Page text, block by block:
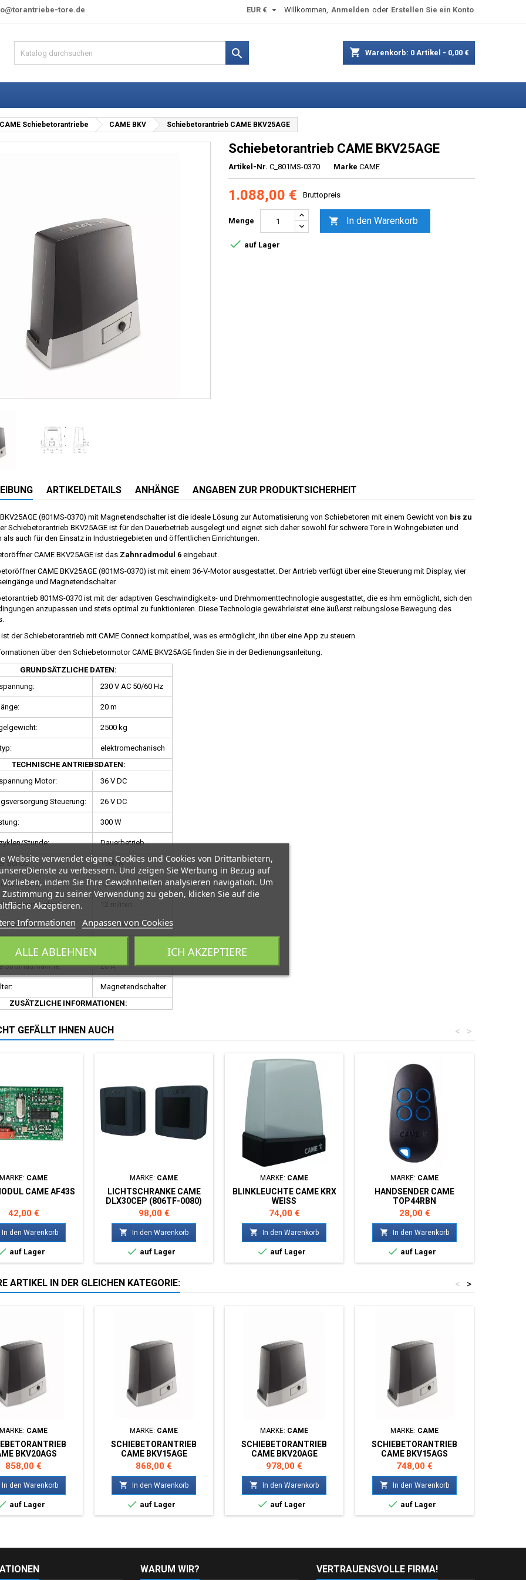
tore.de Willkommen, Anmelden oder Erstellen Sie ein Konto
EUR € 
shopping_cart Warenkorb: 0 Artikel - 0,00 €

CAME Schiebetorantriebe CAME BKV Schiebetorantrieb CAME BKV25AGE
Schiebetorantrieb CAME BKV25AGE
Artikel-Nr. C_801MS-0370 Marke CAME
1.088,00 € Bruttopreis
Menge  In den Warenkorb
 auf Lager
ARTIKELDETAILS ANHÄNGE ANGABEN ZUR PRODUKTSICHERHEIT
BKV25AGE (801MS-0370) mit Magnetendschalter ist die ideale Lösung zur Automatisierung von Schiebetoren mit einem Gewicht von bis zu
Schiebetorantrieb BKV25AGE ist für den Dauerbetrieb ausgelegt und eignet sich daher sowohl für schwere Tore in Wohngebieten und
als auch für den Einsatz in Industriegebieten und öffentlichen Einrichtungen.
CAME BKV25AGE ist das Zahnradmodul 6 eingebaut.
CAME BKV25AGE (801MS-0370) ist mit einem 36-V-Motor ausgestattet. Der Antrieb verfügt über eine Steuerung mit Display, vier
und Magnetendschalter.
801MS-0370 ist mit der adaptiven Geschwindigkeits- und Drehmomenttechnologie ausgestattet, die es ihm ermöglicht, sich den
anzupassen und stets optimal zu funktionieren. Diese Technologie gewährleistet eine äußerst reibungslose Bewegung des
der Schiebetorantrieb mit CAME Connect kompatibel, was es ermöglicht, ihn über eine App zu steuern.
über den Schiebetormotor CAME BKV25AGE finden Sie in der Bedienungsanleitung.
GRUNDSÄTZLICHE DATEN:
230 V AC 50/60 Hz
20 m
2500 kg
elektromechanisch
TECHNISCHE ANTRIEBSDATEN:
Motor:
36 V DC
Steuerung: 26 V DC
300 W
Stunde: Dauerbetrieb
Schub: 1500 N
Trafo: 120° C
12 m/min
-20° + 55°C
Stromaufnahme: 20 A
Magnetendschalter
ZUSÄTZLICHE INFORMATIONEN:
GEFÄLLT IHNEN AUCH >
<
MARKE: CAME
CAME AF43S
Preis
42,00 €
In den Warenkorb
auf Lager
MARKE: CAME
LICHTSCHRANKE CAME
DLX30CEP (806TF-0080)
Preis
98,00 €
 In den Warenkorb
 auf Lager
MARKE: CAME
BLINKLEUCHTE CAME KRX
WEISS
Preis
74,00 €
 In den Warenkorb
 auf Lager
MARKE: CAME
HANDSENDER CAME
TOP44RBN
Preis
28,00 €
 In den Warenkorb
 auf Lager
ARTIKEL IN DER GLEICHEN KATEGORIE: >
<
MARKE: CAME
BKV20AGS
Preis
858,00 €
In den Warenkorb
auf Lager
MARKE: CAME
SCHIEBETORANTRIEB
CAME BKV15AGE
Preis
868,00 €
 In den Warenkorb
 auf Lager
MARKE: CAME
SCHIEBETORANTRIEB
CAME BKV20AGE
Preis
978,00 €
 In den Warenkorb
 auf Lager
MARKE: CAME
SCHIEBETORANTRIEB
CAME BKV15AGS
Preis
748,00 €
 In den Warenkorb
 auf Lager
WARUM WIR? VERTRAUENSVOLLE FIRMA!
Website verwendet eigene Cookies und Cookies von Drittanbietern,
zu verbessern. Und zeigen Sie Werbung in Bezug auf
indem Sie Ihre Gewohnheiten analysieren navigation. Um
zu seiner Verwendung zu geben, klicken Sie auf die
Akzeptieren.
Informationen Anpassen von Cookies
ALLE ABLEHNEN ICH AKZEPTIERE